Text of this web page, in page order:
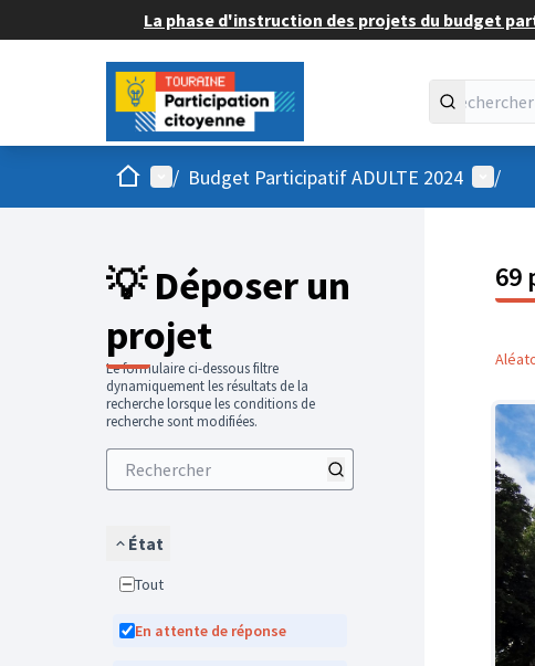
La phase d'instruction des projets du budget
AccueilMenu principal
/ Budget Participatif ADULTE 2024 Menu
/
💡 Déposer un
projet
Le formulaire ci-dessous filtre
dynamiquement les résultats de la
recherche lorsque les conditions de
recherche sont modifiées.
État
Tout
En attente de réponse
69